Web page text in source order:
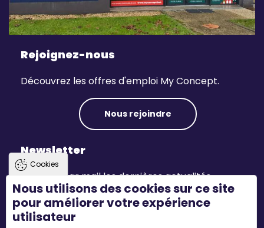
Rejoignez-nous
Découvrez les offres d'emploi My Concept.
Nous rejoindre
Newsletter
Recevez par mail les dernières actualités.
S'inscrire
Cookies
Nous utilisons des cookies sur ce site
pour améliorer votre expérience
utilisateur